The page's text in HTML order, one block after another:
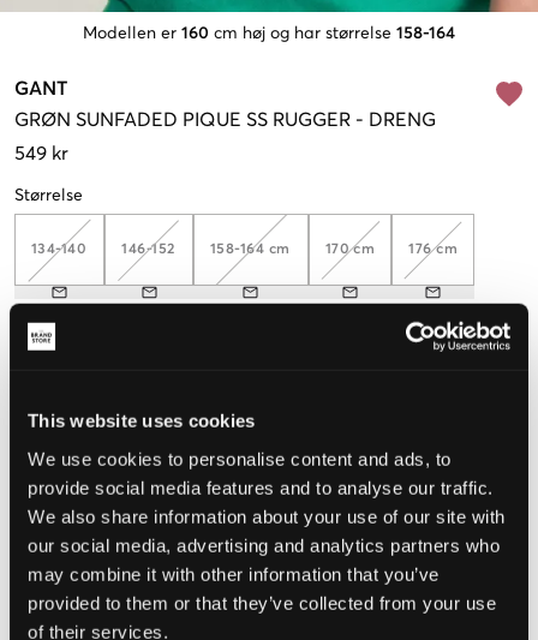
This website uses cookies
We use cookies to personalise content and ads, to
provide social media features and to analyse our traffic.
We also share information about your use of our site with
our social media, advertising and analytics partners who
may combine it with other information that you’ve
provided to them or that they’ve collected from your use
of their services.
Modellen er 160 cm høj og har størrelse 158-164
GANT
GRØN SUNFADED PIQUE SS RUGGER - DRENG
549 kr
Størrelse
134-140 146-152 158-164 cm 170 cm 176 cm
Opfattet størrelse
STØRRELSESGUIDE
VÆLG EN STØRRELSE
Hurtig levering
Fri fragt over 499 kr
Fortrydelsesret i 60 dager